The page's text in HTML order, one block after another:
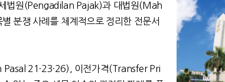
법원 (Pengadilan Pajak)과 대법원(Mah
분쟁 사례를 체계적으로 정리한 전문서
Pasal 21·23·26), 이전가격(Transfer Pri